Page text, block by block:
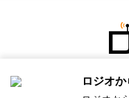
ロジオ